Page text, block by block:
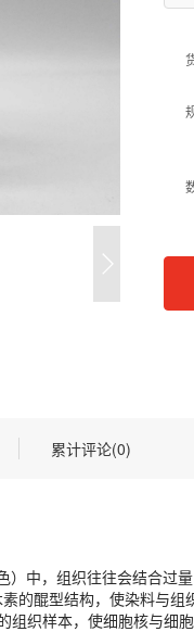
的醌型结构，使染料与组
组织样本，使细胞核与细
累计评论(0)
中，组织往往会结合过
的醌型结构，使染料与组
组织样本，使细胞核与细